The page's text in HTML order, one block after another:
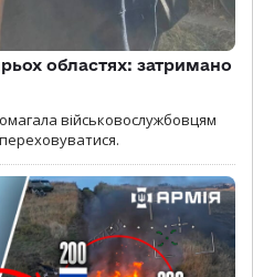
областях: затримано
військовослужбовцям